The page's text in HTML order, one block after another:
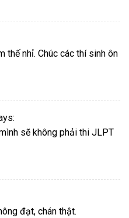
thế nhỉ. Chúc các thí sinh ôn
sẽ không phải thi JLPT
đạt, chán thật.